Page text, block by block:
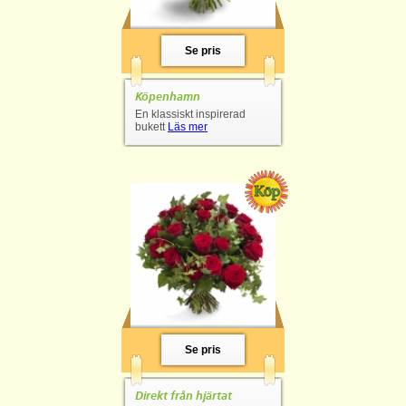
Se pris
Köpenhamn
En klassiskt inspirerad
bukett Läs mer
Se pris
Direkt från hjärtat